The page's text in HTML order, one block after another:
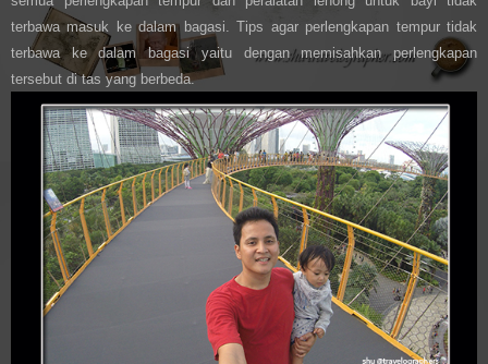
terbawa masuk ke dalam bagasi. Tips agar perlengkapan tempur tidak
terbawa ke dalam bagasi yaitu dengan memisahkan perlengkapan
tersebut di tas yang berbeda.